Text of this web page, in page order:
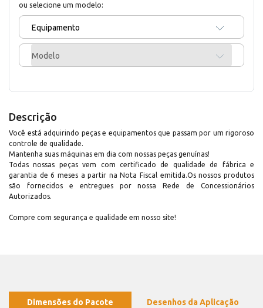
ou selecione um modelo:
Equipamento
Modelo
Descrição
Você está adquirindo peças e equipamentos que passam por um rigoroso
controle de qualidade.
Mantenha suas máquinas em dia com nossas peças genuínas!
Todas nossas peças vem com certificado de qualidade de fábrica e
garantia de 6 meses a partir na Nota Fiscal emitida.Os nossos produtos
são fornecidos e entregues por nossa Rede de Concessionários
Autorizados.
Compre com segurança e qualidade em nosso site!
Dimensões do Pacote Desenhos da Aplicação